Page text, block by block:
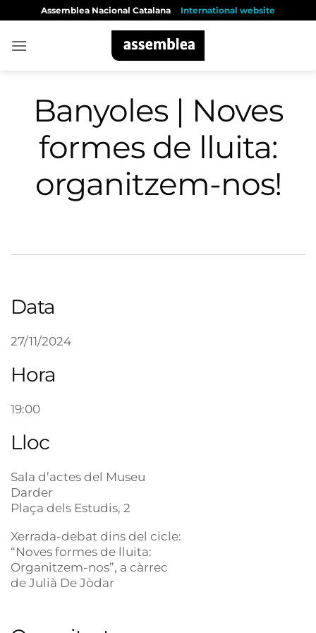
content
Assemblea Nacional Catalana International website
Banyoles | Noves
formes de lluita:
organitzem-nos!
Data
27/11/2024
Hora
19:00
Lloc
Sala d’actes del Museu
Darder
Plaça dels Estudis, 2
Xerrada-debat dins del cicle:
“Noves formes de lluita:
Organitzem-nos”, a càrrec
de Julià De Jòdar